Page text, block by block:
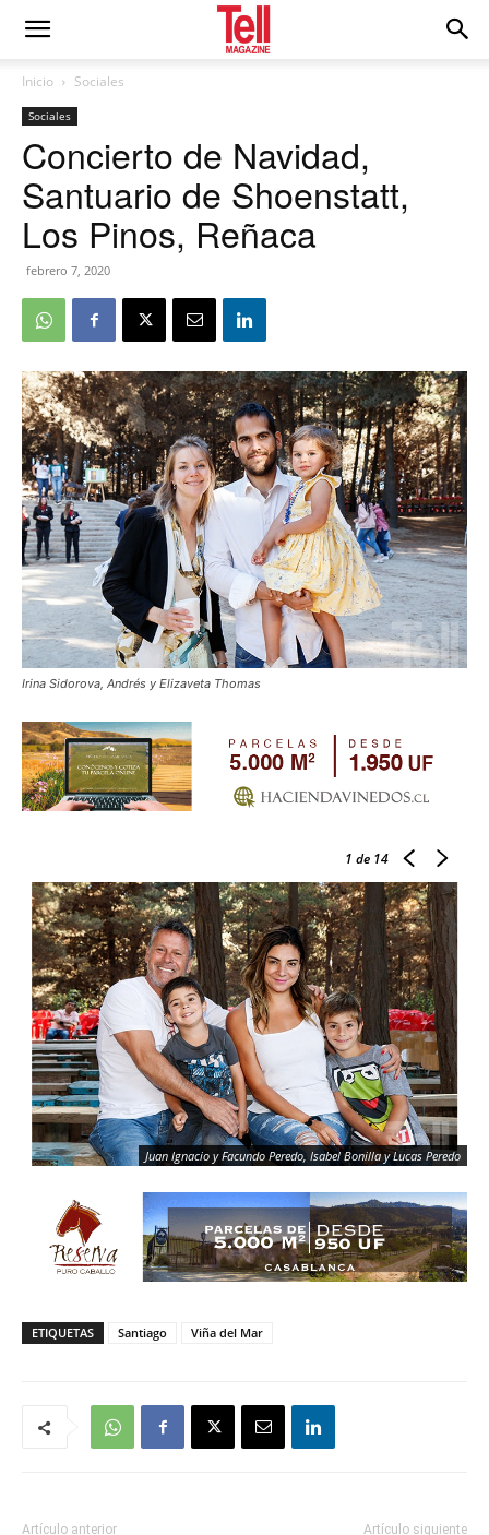
Inicio Sociales
Sociales
Concierto de Navidad,
Santuario de Shoenstatt,
Los Pinos, Reñaca
febrero 7, 2020
Irina Sidorova, Andrés y Elizaveta Thomas
1 de 14
Juan Ignacio y Facundo Peredo, Isabel Bonilla y Lucas Peredo
ETIQUETAS Santiago Viña del Mar
Artículo anterior Artículo siguiente